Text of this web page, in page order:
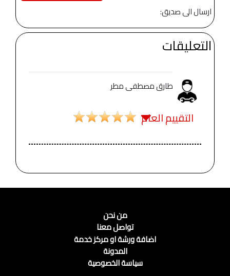
ارسال الى صديق:
التعليقات
طارق مصطفى مطر
التقييم العام
من نحن
تواصل معنا
اضافة ورشة او مركز خدمة
المدونة
سياسة الخصوصية